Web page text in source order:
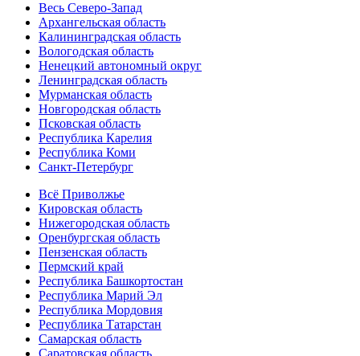
Весь Северо-Запад
Архангельская область
Калининградская область
Вологодская область
Ненецкий автономный округ
Ленинградская область
Мурманская область
Новгородская область
Псковская область
Республика Карелия
Республика Коми
Санкт-Петербург
Всё Приволжье
Кировская область
Нижегородская область
Оренбургская область
Пензенская область
Пермский край
Республика Башкортостан
Республика Марий Эл
Республика Мордовия
Республика Татарстан
Самарская область
Саратовская область